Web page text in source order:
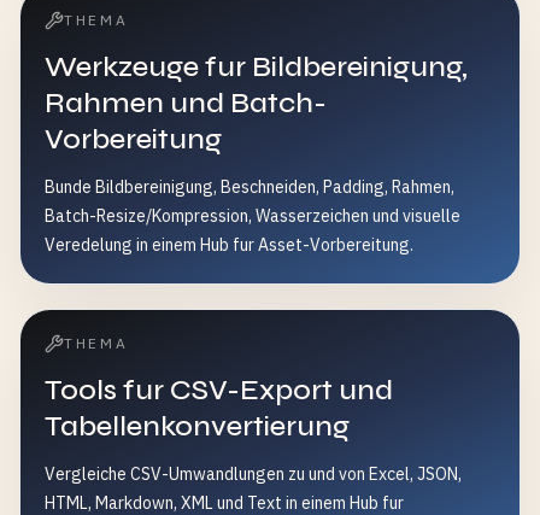
THEMA
Werkzeuge fur Bildbereinigung,
Rahmen und Batch-
Vorbereitung
Bunde Bildbereinigung, Beschneiden, Padding, Rahmen,
Batch-Resize/Kompression, Wasserzeichen und visuelle
Veredelung in einem Hub fur Asset-Vorbereitung.
THEMA
Tools fur CSV-Export und
Tabellenkonvertierung
Vergleiche CSV-Umwandlungen zu und von Excel, JSON,
HTML, Markdown, XML und Text in einem Hub fur